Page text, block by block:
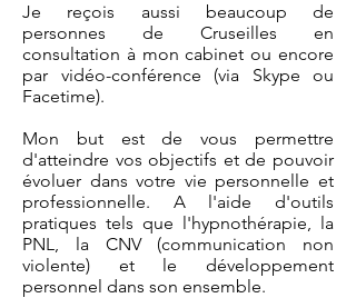
Je reçois aussi beaucoup de
personnes de Cruseilles en
consultation à mon cabinet ou encore
par vidéo-conférence (via Skype ou
Facetime).
​Mon but est de vous permettre
d'atteindre vos objectifs et de pouvoir
évoluer dans votre vie personnelle et
professionnelle. A l'aide d'outils
pratiques tels que l'hypnothérapie, la
PNL, la CNV (communication non
violente) et le développement
personnel dans son ensemble.